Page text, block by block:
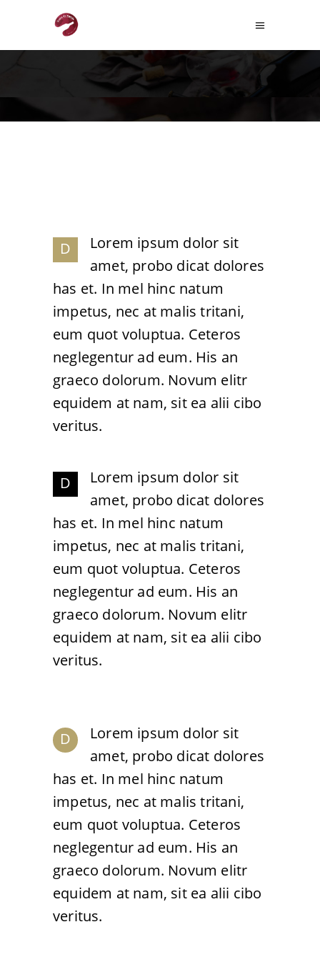
D
Lorem ipsum dolor sit
amet, probo dicat dolores
has et. In mel hinc natum
impetus, nec at malis tritani,
eum quot voluptua. Ceteros
neglegentur ad eum. His an
graeco dolorum. Novum elitr
equidem at nam, sit ea alii cibo
veritus.
D
Lorem ipsum dolor sit
amet, probo dicat dolores
has et. In mel hinc natum
impetus, nec at malis tritani,
eum quot voluptua. Ceteros
neglegentur ad eum. His an
graeco dolorum. Novum elitr
equidem at nam, sit ea alii cibo
veritus.
D
Lorem ipsum dolor sit
amet, probo dicat dolores
has et. In mel hinc natum
impetus, nec at malis tritani,
eum quot voluptua. Ceteros
neglegentur ad eum. His an
graeco dolorum. Novum elitr
equidem at nam, sit ea alii cibo
veritus.